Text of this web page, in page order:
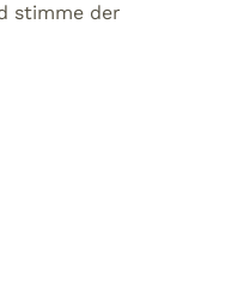
stimme der